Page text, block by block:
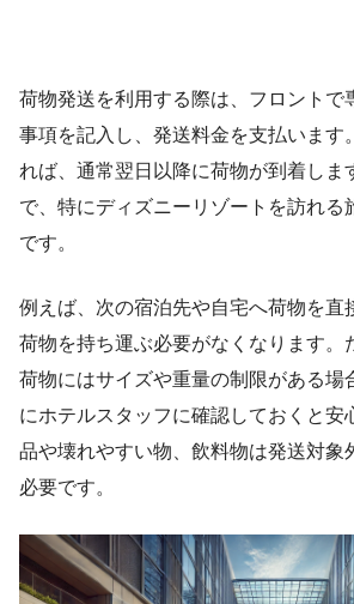
荷物発送を利用する際は、フロントで
事項を記入し、発送料金を支払います
れば、通常翌日以降に荷物が到着しま
で、特にディズニーリゾートを訪れる
です。
例えば、次の宿泊先や自宅へ荷物を直
荷物を持ち運ぶ必要がなくなります。
荷物にはサイズや重量の制限がある場
にホテルスタッフに確認しておくと安
品や壊れやすい物、飲料物は発送対象
必要です。